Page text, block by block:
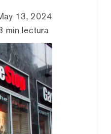
13, 2024
min lectura